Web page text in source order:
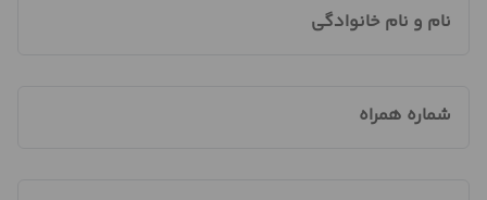
نام و نام خانوادگی
شماره همراه